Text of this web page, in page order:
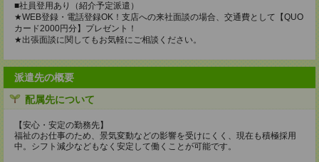
■社員登用あり（紹介予定派遣）
★WEB登録・電話登録OK！支店への来社面談の場合、交通費として【QUO
カード2000円分】プレゼント！
★出張面談に関してもお気軽にご相談ください。
派遣先の概要
配属先について
【安心・安定の勤務先】
福祉のお仕事のため、景気変動などの影響を受けにくく、現在も積極採用
中。シフト減少などもなく安定して働くことが可能です。